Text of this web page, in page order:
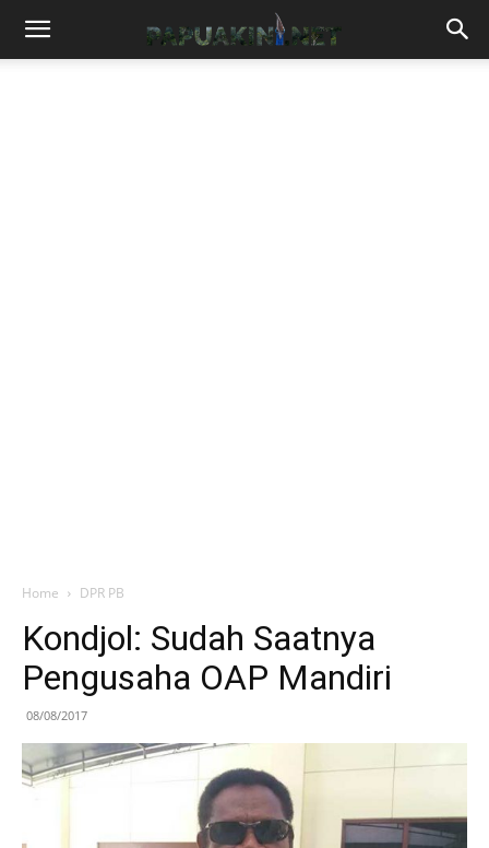
Home DPR PB
Kondjol: Sudah Saatnya
Pengusaha OAP Mandiri
08/08/2017